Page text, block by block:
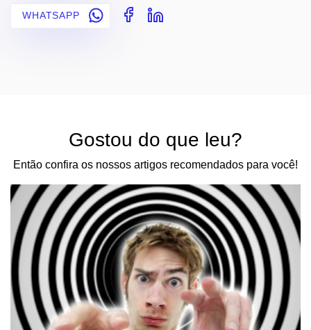
WHATSAPP
Gostou do que leu?
Então confira os nossos artigos recomendados para você!